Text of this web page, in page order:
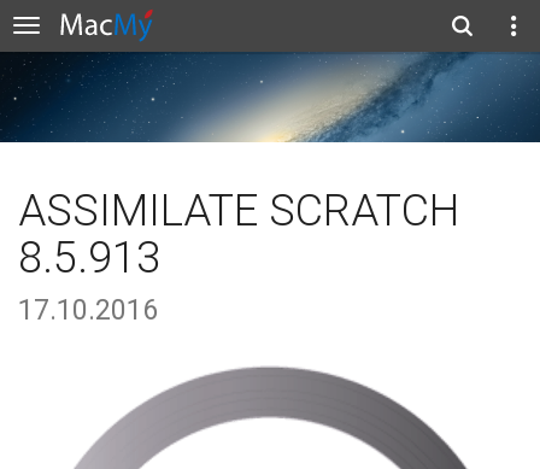
ASSIMILATE SCRATCH
8.5.913
17.10.2016